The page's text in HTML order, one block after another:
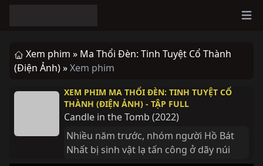
Xem phim » Ma Thổi Đèn: Tinh Tuyệt Cổ Thành
(Điện Ảnh) »Xem phim
XEM PHIM MA THỔI ĐÈN: TINH TUYỆT CỔ
THÀNH (ĐIỆN ẢNH) - TẬP FULL
Candle in the Tomb (2022)
Nhiều năm trước, nhóm người Hồ Bát
Nhất bị sinh vật lạ tấn công ở dãy núi